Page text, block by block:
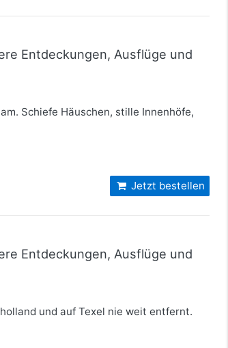
Entdeckungen, Ausflüge und
Schiefe Häuschen, stille Innenhöfe,
Jetzt bestellen
Entdeckungen, Ausflüge und
und auf Texel nie weit entfernt.